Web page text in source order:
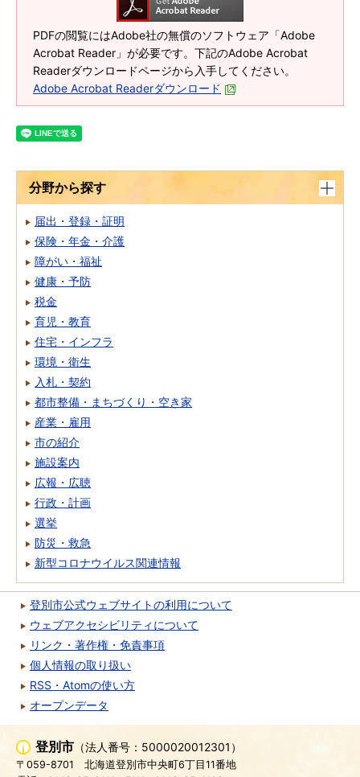
PDFの閲覧にはAdobe社の無償のソフトウェア「Adobe
Acrobat Reader」が必要です。下記のAdobe Acrobat
Readerダウンロードページから入手してください。
Adobe Acrobat Readerダウンロード
分野から探す
届出・登録・証明
保険・年金・介護
障がい・福祉
健康・予防
税金
育児・教育
住宅・インフラ
環境・衛生
入札・契約
都市整備・まちづくり・空き家
産業・雇用
市の紹介
施設案内
広報・広聴
行政・計画
選挙
防災・救急
新型コロナウイルス関連情報
登別市公式ウェブサイトの利用について
ウェブアクセシビリティについて
リンク・著作権・免責事項
個人情報の取り扱い
RSS・Atomの使い方
オープンデータ
登別市 （法人番号：5000020012301）
〒059-8701
北海道登別市中央町6丁目11番地